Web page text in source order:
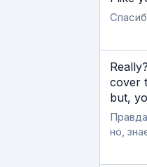
cover
but,
но,